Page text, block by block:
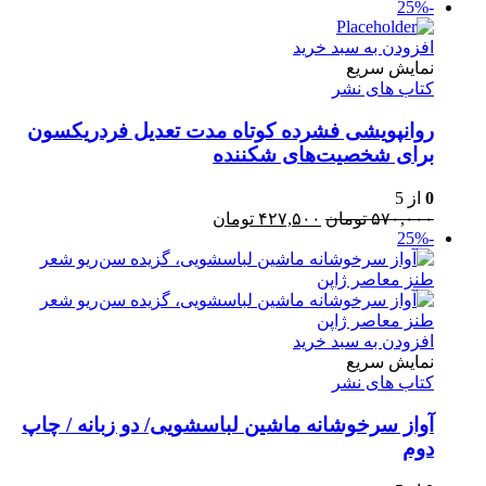
بود.
-25%
افزودن به سبد خرید
نمایش سریع
کتاب های نشر
روانپویشی فشرده کوتاه مدت تعدیل فردریکسون
برای شخصیت‌های شکننده
0 از 5
۵۷۰,۰۰۰ تومان قیمت
۵۷۰,۰۰۰ تومان
بود.
۴۲۷,۵۰۰ تومان
۴۲۷,۵۰۰ تومان.
-25%
افزودن به سبد خرید
نمایش سریع
کتاب های نشر
آواز سرخوشانه ماشین لباسشویی/ دو زبانه / چاپ
دوم